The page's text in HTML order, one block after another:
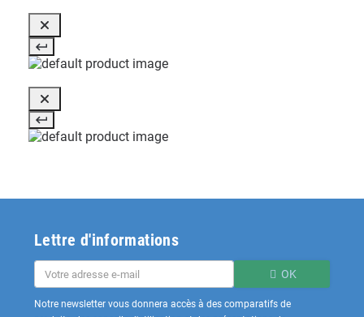
Lettre d'informations
OK
Notre newsletter vous donnera accès à des comparatifs de